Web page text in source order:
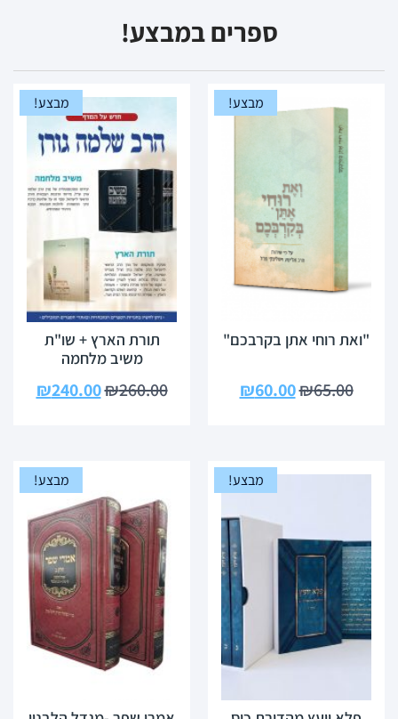
ספרים במבצע!
מבצע!
"ואת רוחי אתן בקרבכם"
₪65.00
₪60.00
מבצע!
תורת הארץ + שו"ת
משיב מלחמה
₪260.00
₪240.00
מבצע! מבצע!